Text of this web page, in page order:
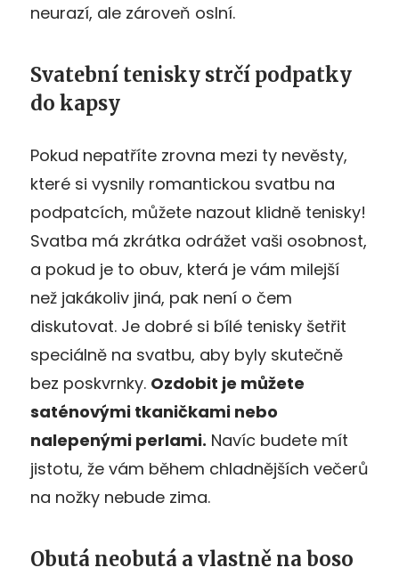
neurazí, ale zároveň oslní.
Svatební tenisky strčí podpatky
do kapsy
Pokud nepatříte zrovna mezi ty nevěsty,
které si vysnily romantickou svatbu na
podpatcích, můžete nazout klidně tenisky!
Svatba má zkrátka odrážet vaši osobnost,
a pokud je to obuv, která je vám milejší
než jakákoliv jiná, pak není o čem
diskutovat. Je dobré si bílé tenisky šetřit
speciálně na svatbu, aby byly skutečně
bez poskvrnky. Ozdobit je můžete
saténovými tkaničkami nebo
nalepenými perlami. Navíc budete mít
jistotu, že vám během chladnějších večerů
na nožky nebude zima.
Obutá neobutá a vlastně na boso